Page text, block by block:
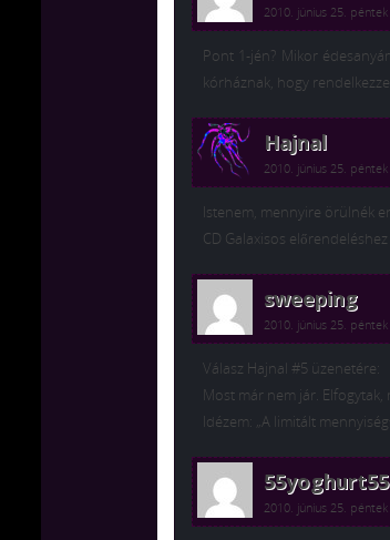
2010. június 25.
Pont 1-jén? Mikor
kórháznak, hogy
Hajnal
2010. június 25.
Istenem, mennyire örülnék
CD Galaxisos előrendeléshez
sweeping
2010. június 25.
Válasz Hajnal #5 üzenetére:
Most már nem jár. Elfogytak,
Idézem: „A limitált
55yoghurt55
2010. június 25.